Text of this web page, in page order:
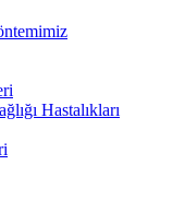
Hastalıkları